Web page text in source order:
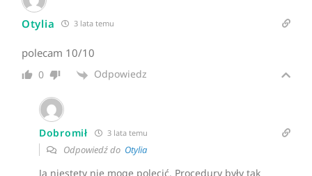
Otylia 3 lata temu
polecam 10/10
0 Odpowiedz
Dobromił 3 lata temu
Odpowiedź do Otylia
Ja niestety nie mogę polecić. Procedury były tak